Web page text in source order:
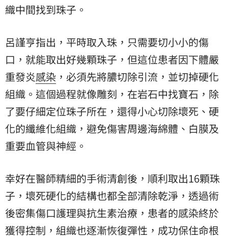
織中間找到珠子。
呂謹亨指出，平時取入珠，只需要切小小的傷
口，就能取出好幾顆珠子，但這位患者因下體嚴
重發炎感染 ，必須先將膿切除引流，並切掉硬化
組織。這個過程就像雕刻，在岩石中找寶石，除
了要仔細定位珠子所在，還得小心切除壞死、硬
化的纖維化組織，避免傷害周邊海綿體、白膜及
重要血管與神經。
幸好在醫師精細的手術清創後，順利取出16顆珠
子，壞死硬化的結構也都全部清除乾淨，透過術
後密集傷口護理與抗生素治療，患者的感染終於
獲得控制，組織也逐漸恢復彈性，成功保住命根